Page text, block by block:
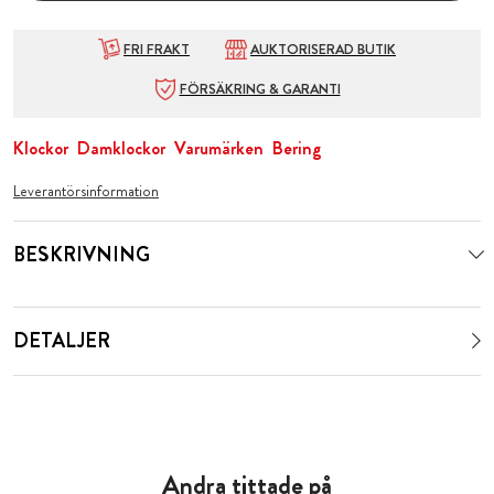
FRI FRAKT
AUKTORISERAD BUTIK
FÖRSÄKRING & GARANTI
Klockor Damklockor Varumärken Bering
Leverantörsinformation
BESKRIVNING
DETALJER
Andra tittade på